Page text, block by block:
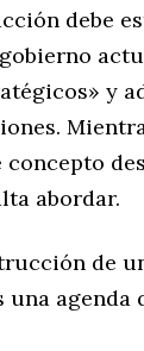
debe
y
abordar.
de
agenda